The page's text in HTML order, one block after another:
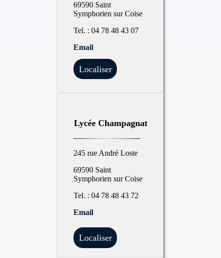
69590 Saint
Symphorien sur Coise
Tel. : 04 78 48 43 07
Email
Localiser
Lycée Champagnat
245 rue André Loste
69590 Saint
Symphorien sur Coise
Tel. : 04 78 48 43 72
Email
Localiser